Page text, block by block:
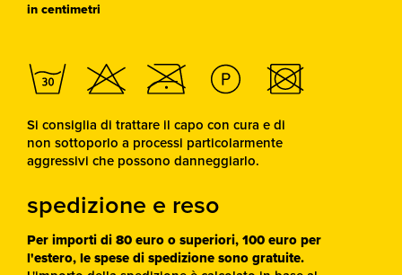
in centimetri
Si consiglia di trattare il capo con cura e di
non sottoporlo a processi particolarmente
aggressivi che possono danneggiarlo.
spedizione e reso
Per importi di 80 euro o superiori, 100 euro per
l'estero, le spese di spedizione sono gratuite.